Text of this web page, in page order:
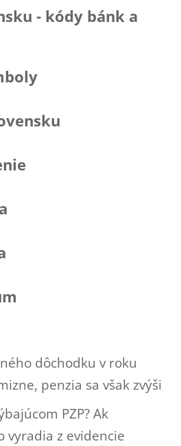
- kódy bánk a
dôchodku v roku
penzia sa však zvýši
PZP? Ak
vyradia z evidencie